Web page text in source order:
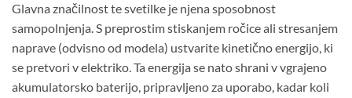
Glavna značilnost te svetilke je njena sposobnost
samopolnjenja. S preprostim stiskanjem ročice ali stresanjem
naprave (odvisno od modela) ustvarite kinetično energijo, ki
se pretvori v elektriko. Ta energija se nato shrani v vgrajeno
akumulatorsko baterijo, pripravljeno za uporabo, kadar koli